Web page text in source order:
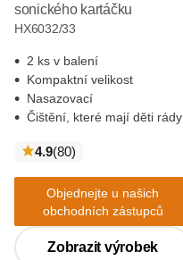
sonického kartáčku
HX6032/33
2 ks v balení
Kompaktní velikost
Nasazovací
Čištění, které mají děti rády
4.9(80recenze
)
Objednejte u našich
obchodních zástupců
Zobrazit výrobek